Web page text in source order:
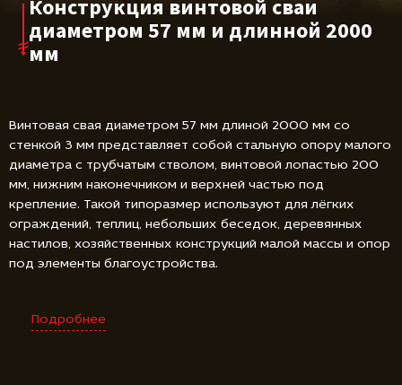
Конструкция винтовой сваи
диаметром 57 мм и длинной 2000
мм
Винтовая свая диаметром 57 мм длиной 2000 мм со
стенкой 3 мм представляет собой стальную опору малого
диаметра с трубчатым стволом, винтовой лопастью 200
мм, нижним наконечником и верхней частью под
крепление. Такой типоразмер используют для лёгких
ограждений, теплиц, небольших беседок, деревянных
настилов, хозяйственных конструкций малой массы и опор
под элементы благоустройства.
Подробнее